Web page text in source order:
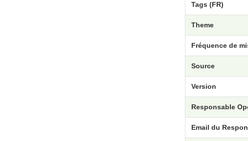
Tags (FR)
Theme
Fréquence de
Source
Version
Responsable
Email du